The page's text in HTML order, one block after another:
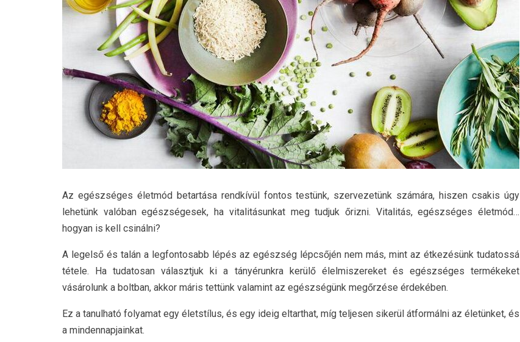
Az egészséges életmód betartása rendkívül fontos testünk, szervezetünk számára, hiszen csakis úgy
lehetünk valóban egészségesek, ha vitalitásunkat meg tudjuk őrizni. Vitalitás, egészséges életmód…
hogyan is kell csinálni?
A legelső és talán a legfontosabb lépés az egészség lépcsőjén nem más, mint az étkezésünk tudatossá
tétele. Ha tudatosan választjuk ki a tányérunkra kerülő élelmiszereket és egészséges termékeket
vásárolunk a boltban, akkor máris tettünk valamint az egészségünk megőrzése érdekében.
Ez a tanulható folyamat egy életstílus, és egy ideig eltarthat, míg teljesen sikerül átformálni az életünket, és
a mindennapjainkat.